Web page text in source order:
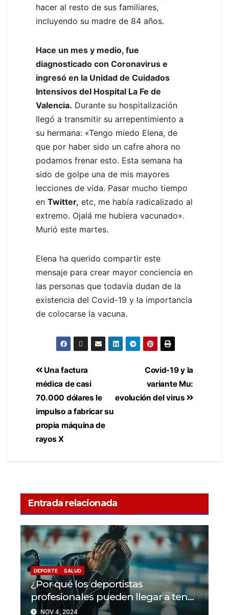
hacer al resto de sus familiares,
incluyendo su madre de 84 años.
Hace un mes y medio, fue
diagnosticado con Coronavirus e
ingresó en la Unidad de Cuidados
Intensivos del Hospital La Fe de
Valencia. Durante su hospitalización
llegó a transmitir su arrepentimiento a
su hermana: «Tengo miedo Elena, de
que por haber sido un cafre ahora no
podamos frenar esto. Esta semana ha
sido de golpe una de mis mayores
lecciones de vida. Pasar mucho tiempo
en Twitter, etc, me había radicalizado al
extremo. Ojalá me hubiera vacunado».
Murió este martes.
Elena ha querido compartir este
mensaje para crear mayor conciencia en
las personas que todavía dudan de la
existencia del Covid-19 y la importancia
de colocarse la vacuna.
Covid-19 y la
variante Mu:
evolución del virus
Una factura
médica de casi
70.000 dólares le
impulso a fabricar su
propia máquina de
rayos X
Entrada relacionada
DEPORTE SALUD
¿Por qué los deportistas
profesionales pueden llegar a tener
problemas con su salud mental?
NOV 4, 2024